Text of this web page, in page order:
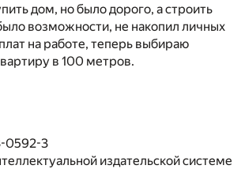
дом, но было дорого, а строить
возможности, не накопил личных
на работе, теперь выбираю
в 100 метров.
0592-3
издательской системе